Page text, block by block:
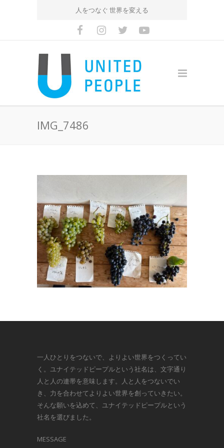
人をつなぐ 世界を変える
IMG_7486
一人ひとりをつないで、よりよい世界をつくってい
く。ユナイテッドピープルという社名は、文字通り
人と人の連帯を意味します。人と人をつないでい
き、力を合わせてよりよい世界を創っていきたい。
そんな願いを込めて、ユナイテッドピープルという
社名を選びました。
MESSAGE